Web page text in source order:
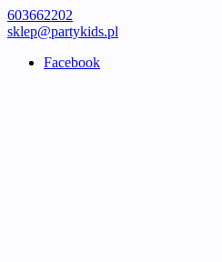
603662202
sklep@partykids.pl
Facebook